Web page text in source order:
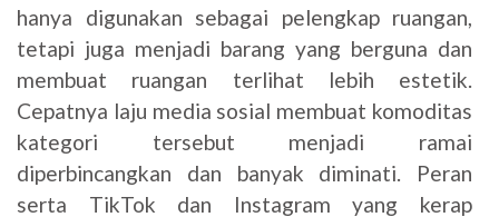
hanya digunakan sebagai pelengkap ruangan,
tetapi juga menjadi barang yang berguna dan
membuat ruangan terlihat lebih estetik.
Cepatnya laju media sosial membuat komoditas
kategori tersebut menjadi ramai
diperbincangkan dan banyak diminati. Peran
serta TikTok dan Instagram yang kerap